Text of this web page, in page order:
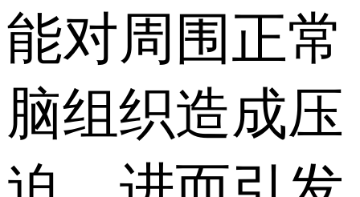
能对周围正常
脑组织造成压